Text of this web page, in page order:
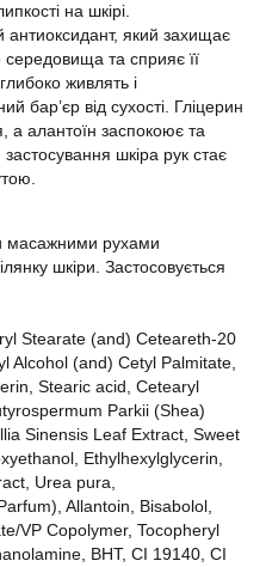
на шкірі.
який захищає
середовища та сприяє її
живлять і
бар’єр від сухості. Гліцерин
а алантоїн заспокоює та
шкіра рук стає
масажними рухами
шкіри. Застосовується
Stearate (and) Ceteareth-20
Alcohol (and) Cetyl Palmitate,
Stearic acid, Cetearyl
Parkii (Shea)
Sinensis Leaf Extract, Sweet
Ethylhexylglycerin,
Urea pura,
Allantoin, Bisabolol,
VP Copolymer, Tocopheryl
ВНТ, CI 19140, CI